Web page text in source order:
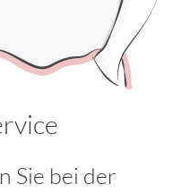
Sie bei der